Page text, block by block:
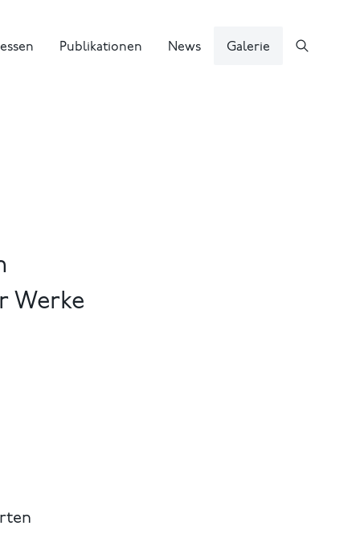
Publikationen News Galerie
Werke